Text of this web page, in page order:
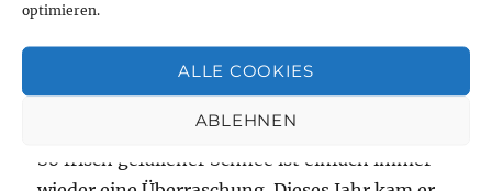
optimieren.
ALLE COOKIES
ABLEHNEN
sagt:
Dezember 3, 2023 um 2:36 p.m. Uhr
So frisch gefallener Schnee ist einfach immer